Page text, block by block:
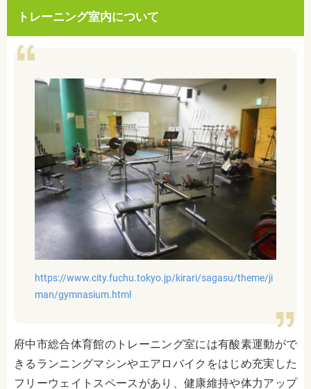
トレーニング室内について
https://www.city.fuchu.tokyo.jp/kirari/sagasu/theme/ji
man/gymnasium.html
府中市総合体育館のトレーニング室には有酸素運動がで
きるランニングマシンやエアロバイクをはじめ充実した
フリーウェイトスペースがあり、健康維持や体力アップ